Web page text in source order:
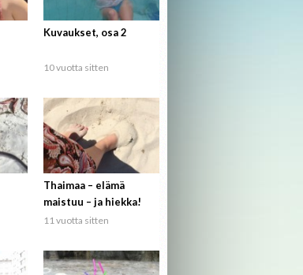
Kuvaukset, osa 2
10 vuotta sitten
Thaimaa – elämä
maistuu – ja hiekka!
11 vuotta sitten